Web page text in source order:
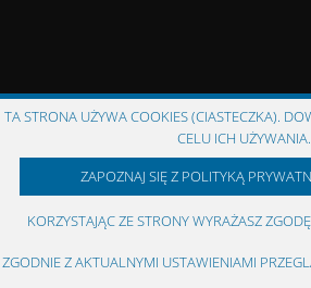
TA STRONA UŻYWA COOKIES (CIASTECZKA).
CELU ICH UŻYWANIA.
ZAPOZNAJ SIĘ Z POLITYKĄ
KORZYSTAJĄC ZE STRONY WYRAŻASZ
ZGODNIE Z AKTUALNYMI USTAWIENIAMI